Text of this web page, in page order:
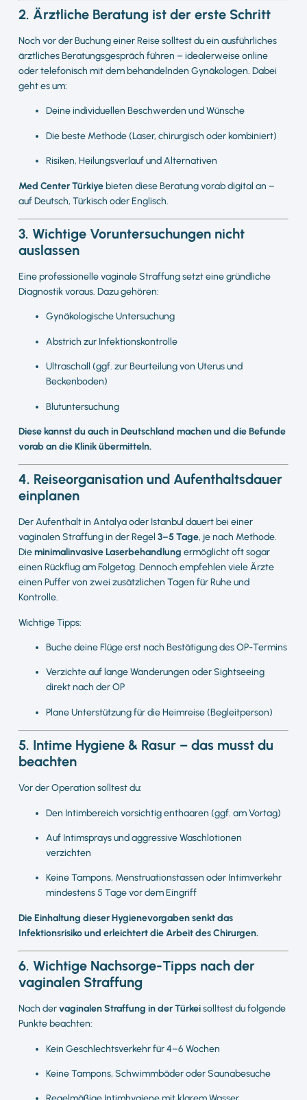
2. Ärztliche Beratung ist der erste Schritt
Noch vor der Buchung einer Reise solltest du ein ausführliches
ärztliches Beratungsgespräch führen – idealerweise online
oder telefonisch mit dem behandelnden Gynäkologen. Dabei
geht es um:
Deine individuellen Beschwerden und Wünsche
Die beste Methode (Laser, chirurgisch oder kombiniert)
Risiken, Heilungsverlauf und Alternativen
Med Center Türkiyebieten diese Beratung vorab digital an –
auf Deutsch, Türkisch oder Englisch.
3. Wichtige Voruntersuchungen nicht
auslassen
Eine professionelle vaginale Straffung setzt eine gründliche
Diagnostik voraus. Dazu gehören:
Gynäkologische Untersuchung
Abstrich zur Infektionskontrolle
Ultraschall (ggf. zur Beurteilung von Uterus und
Beckenboden)
Blutuntersuchung
Diese kannst du auch in Deutschland machen und die Befunde
vorab an die Klinik übermitteln.
4. Reiseorganisation und Aufenthaltsdauer
einplanen
Der Aufenthalt in Antalya oder Istanbul dauert bei einer
vaginalen Straffung in der Regel 3–5 Tage, je nach Methode.
Dieminimalinvasive Laserbehandlung ermöglicht oft sogar
einen Rückflug am Folgetag. Dennoch empfehlen viele Ärzte
einen Puffer von zwei zusätzlichen Tagen für Ruhe und
Kontrolle.
Wichtige Tipps:
Buche deine Flüge erst nach Bestätigung des OP-Termins
Verzichte auf lange Wanderungen oder Sightseeing
direkt nach der OP
Plane Unterstützung für die Heimreise (Begleitperson)
5. Intime Hygiene & Rasur – das musst du
beachten
Vor der Operation solltest du:
Den Intimbereich vorsichtig enthaaren (ggf. am Vortag)
Auf Intimsprays und aggressive Waschlotionen
verzichten
Keine Tampons, Menstruationstassen oder Intimverkehr
mindestens 5 Tage vor dem Eingriff
Die Einhaltung dieser Hygienevorgaben senkt das
Infektionsrisiko und erleichtert die Arbeit des Chirurgen.
6. Wichtige Nachsorge-Tipps nach der
vaginalen Straffung
Nach dervaginalen Straffung in der Türkeisolltest du folgende
Punkte beachten:
Kein Geschlechtsverkehr für 4–6 Wochen
Keine Tampons, Schwimmbäder oder Saunabesuche